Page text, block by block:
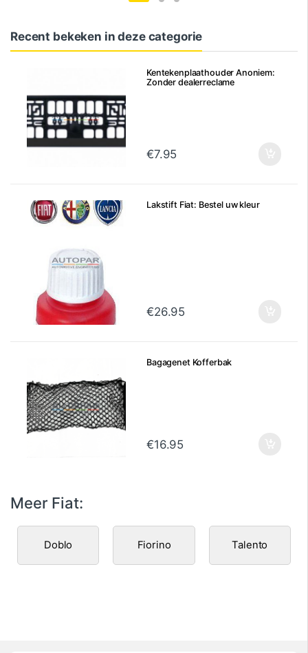
Recent bekeken in deze categorie
Kentekenplaathouder Anoniem:
Zonder dealerreclame
€7.95
Lakstift Fiat: Bestel uw kleur
€26.95
Bagagenet Kofferbak
€16.95
Meer Fiat:
Doblo Fiorino Talento